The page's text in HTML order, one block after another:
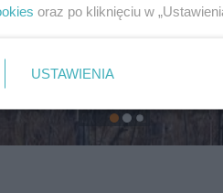
oraz po kliknięciu w
USTAWIENIA